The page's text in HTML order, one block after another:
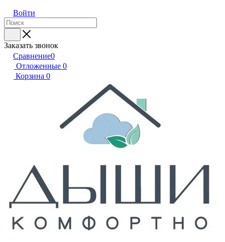
Войти
Заказать звонок
Сравнение0
Отложенные 0
Корзина 0